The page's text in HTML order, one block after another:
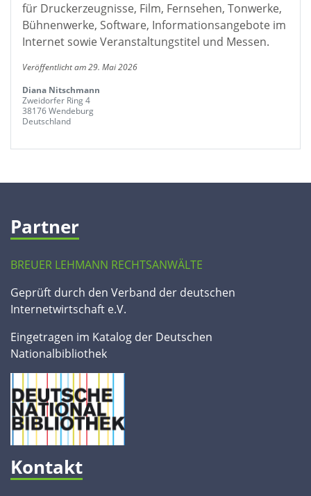
für Druckerzeugnisse, Film, Fernsehen, Tonwerke,
Bühnenwerke, Software, Informationsangebote im
Internet sowie Veranstaltungstitel und Messen.
Veröffentlicht am 29. Mai 2026
Diana Nitschmann
Zweidorfer Ring 4
38176 Wendeburg
Deutschland
Partner
BREUER LEHMANN RECHTSANWÄLTE
Geprüft durch den Verband der deutschen
Internetwirtschaft e.V.
Eingetragen im Katalog der Deutschen
Nationalbibliothek
Kontakt